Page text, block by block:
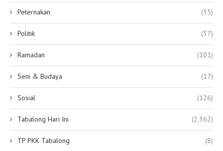
Peternakan (35)
Politik (37)
Ramadan (101)
Seni & Budaya (17)
Sosial (126)
Tabalong Hari Ini (2,362)
TP PKK Tabalong (8)